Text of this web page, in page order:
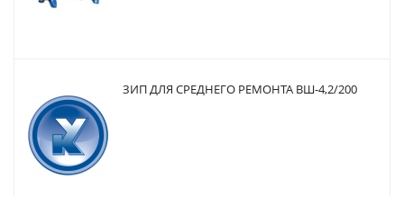
ЗИП ДЛЯ СРЕДНЕГО РЕМОНТА ВШ-4,2/200